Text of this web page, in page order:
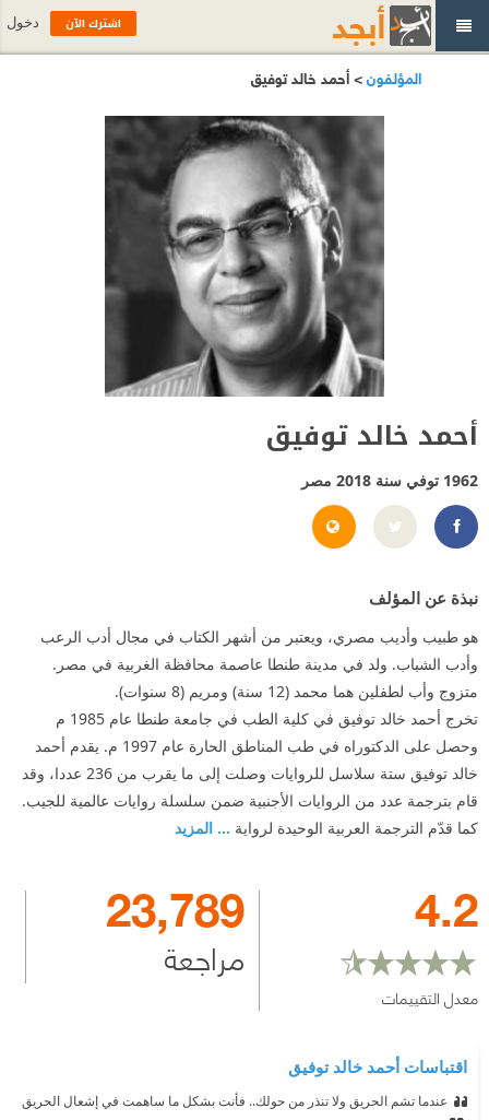
المؤلفون> أحمد خالد توفيق
أحمد خالد توفيق
1962 توفي سنة 2018 مصر
https://www.facebook.com/Dr.AhmedKhaledTawfik
نبذة عن المؤلف
هو طبيب وأديب مصري، ويعتبر من أشهر الكتاب في مجال أدب الرعب
وأدب الشباب. ولد في مدينة طنطا عاصمة محافظة الغربية في مصر.
متزوج وأب لطفلين هما محمد (12 سنة) ومريم (8 سنوات).
تخرج أحمد خالد توفيق في كلية الطب في جامعة طنطا عام 1985 م
وحصل على الدكتوراه في طب المناطق الحارة عام 1997 م. يقدم أحمد
خالد توفيق ستة سلاسل للروايات وصلت إلى ما يقرب من 236 عددا، وقد
قام بترجمة عدد من الروايات الأجنبية ضمن سلسلة روايات عالمية للجيب.
كما قدّم الترجمة العربية الوحيدة لرواية ... المزيد
4.2
معدل التقييمات
23,789
مراجعة
اقتباسات أحمد خالد توفيق
عندما تشم الحريق ولا تنذر من حولك.. فأنت بشكل ما ساهمت في إشعال الحريق
اشترك الآن دخول